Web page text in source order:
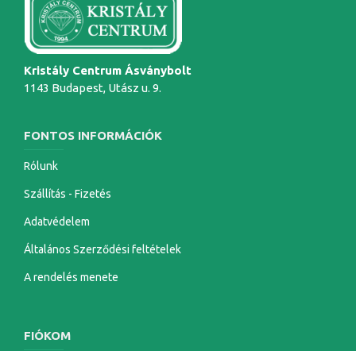
Kristály Centrum Ásványbolt
1143 Budapest, Utász u. 9.
FONTOS INFORMÁCIÓK
Rólunk
Szállítás - Fizetés
Adatvédelem
Általános Szerződési feltételek
A rendelés menete
FIÓKOM